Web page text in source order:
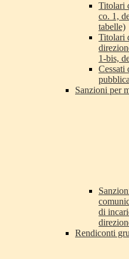
Titolari
co. 1,
tabelle)
Titolari
1-bis,
Cessati
Sanzioni per
di
Rendiconti